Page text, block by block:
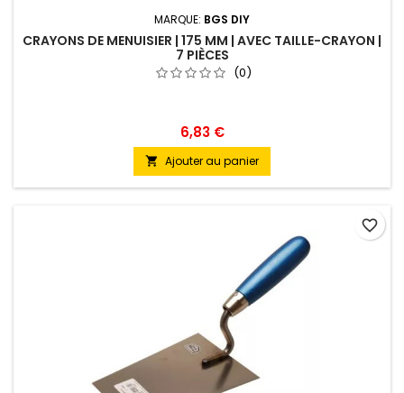
MARQUE: BGS DIY
CRAYONS DE MENUISIER | 175 MM | AVEC TAILLE-CRAYON |
7 PIÈCES
(0)
6,83 €
 Ajouter au panier
favorite_border